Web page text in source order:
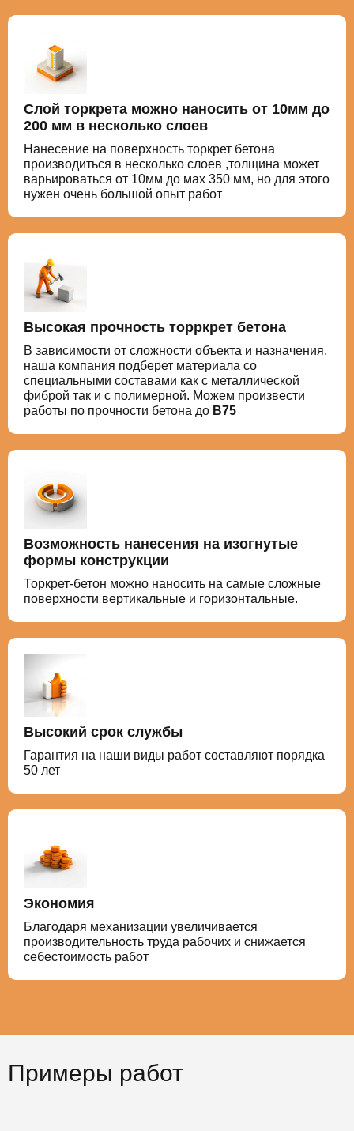
Слой торкрета можно наносить от 10мм до
200 мм в несколько слоев
Нанесение на поверхность торкрет бетона
производиться в несколько слоев ,толщина может
варьироваться от 10мм до мах 350 мм, но для этого
нужен очень большой опыт работ
Высокая прочность торркрет бетона
В зависимости от сложности объекта и назначения,
наша компания подберет материала со
специальными составами как с металлической
фиброй так и с полимерной. Можем произвести
работы по прочности бетона до В75
Возможность нанесения на изогнутые
формы конструкции
Торкрет-бетон можно наносить на самые сложные
поверхности вертикальные и горизонтальные.
Высокий срок службы
Гарантия на наши виды работ составляют порядка
50 лет
Экономия
Благодаря механизации увеличивается
производительность труда рабочих и снижается
себестоимость работ
Примеры работ